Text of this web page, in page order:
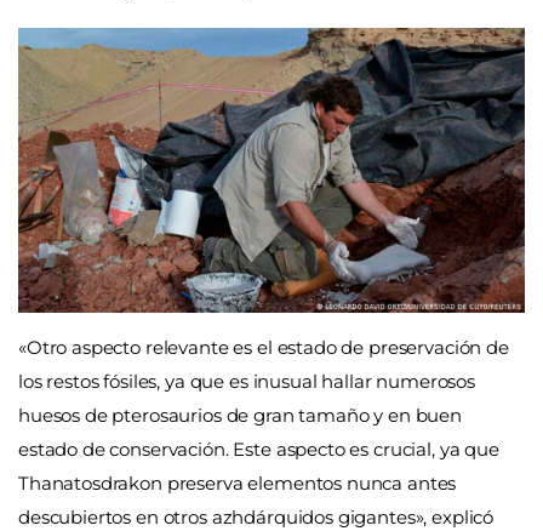
«Otro aspecto relevante es el estado de preservación de
los restos fósiles, ya que es inusual hallar numerosos
huesos de pterosaurios de gran tamaño y en buen
estado de conservación. Este aspecto es crucial, ya que
Thanatosdrakon preserva elementos nunca antes
descubiertos en otros azhdárquidos gigantes», explicó